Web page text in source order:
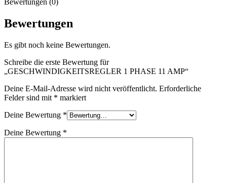
Bewertungen
Es gibt noch keine Bewertungen.
Schreibe die erste Bewertung für
„GESCHWINDIGKEITSREGLER 1 PHASE 11 AMP“
Deine E-Mail-Adresse wird nicht veröffentlicht. Erforderliche
Felder sind mit * markiert
Deine Bewertung *
Deine Bewertung *